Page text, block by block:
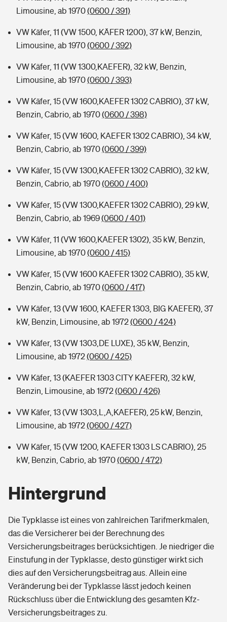
Limousine, ab 1970(0600 / 391)
VW Käfer, 11 (VW 1500, KÄFER 1200), 37 kW, Benzin,
Limousine, ab 1970(0600 / 392)
VW Käfer, 11 (VW 1300,KAEFER), 32 kW, Benzin,
Limousine, ab 1970(0600 / 393)
VW Käfer, 15 (VW 1600,KAEFER 1302 CABRIO), 37 kW,
Benzin, Cabrio, ab 1970(0600 / 398)
VW Käfer, 15 (VW 1600, KAEFER 1302 CABRIO), 34 kW,
Benzin, Cabrio, ab 1970(0600 / 399)
VW Käfer, 15 (VW 1300,KAEFER 1302 CABRIO), 32 kW,
Benzin, Cabrio, ab 1970(0600 / 400)
VW Käfer, 15 (VW 1300,KAEFER 1302 CABRIO), 29 kW,
Benzin, Cabrio, ab 1969(0600 / 401)
VW Käfer, 11 (VW 1600,KAEFER 1302), 35 kW, Benzin,
Limousine, ab 1970(0600 / 415)
VW Käfer, 15 (VW 1600 KAEFER 1302 CABRIO), 35 kW,
Benzin, Cabrio, ab 1970(0600 / 417)
VW Käfer, 13 (VW 1600, KAEFER 1303, BIG KAEFER), 37
kW, Benzin, Limousine, ab 1972(0600 / 424)
VW Käfer, 13 (VW 1303,DE LUXE), 35 kW, Benzin,
Limousine, ab 1972(0600 / 425)
VW Käfer, 13 (KAEFER 1303 CITY KAEFER), 32 kW,
Benzin, Limousine, ab 1972(0600 / 426)
VW Käfer, 13 (VW 1303,L,A,KAEFER), 25 kW, Benzin,
Limousine, ab 1972(0600 / 427)
VW Käfer, 15 (VW 1200, KAEFER 1303 LS CABRIO), 25
kW, Benzin, Cabrio, ab 1970(0600 / 472)
Hintergrund
Die Typklasse ist eines von zahlreichen Tarifmerkmalen,
das die Versicherer bei der Berechnung des
Versicherungsbeitrages berücksichtigen. Je niedriger die
Einstufung in der Typklasse, desto günstiger wirkt sich
dies auf den Versicherungsbeitrag aus. Allein eine
Veränderung bei der Typklasse lässt jedoch keinen
Rückschluss über die Entwicklung des gesamten Kfz-
Versicherungsbeitrages zu.